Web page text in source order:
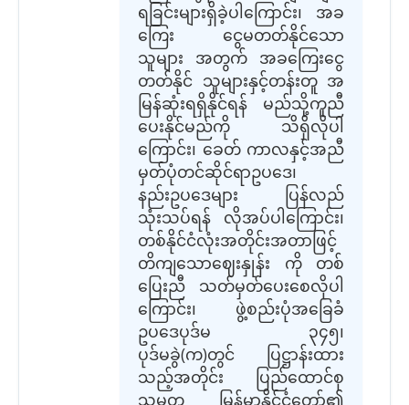
ရခြင်းများရှိခဲ့ပါကြောင်း၊ အခ
ကြေး ငွေမတတ်နိုင်သော
သူများ အတွက် အခကြေးငွေ
တတ်နိုင် သူများနှင့်တန်းတူ အ
မြန်ဆုံးရရှိနိုင်ရန် မည်သို့ကူညီ
ပေးနိုင်မည်ကို သိရှိလိုပါ
ကြောင်း၊ ခေတ် ကာလနှင့်အညီ
မှတ်ပုံတင်ဆိုင်ရာဥပဒေ၊
နည်းဥပဒေများ ပြန်လည်
သုံးသပ်ရန် လိုအပ်ပါကြောင်း၊
တစ်နိုင်ငံလုံးအတိုင်းအတာဖြင့်
တိကျသောဈေးနှုန်း ကို တစ်
ပြေးညီ သတ်မှတ်ပေးစေလိုပါ
ကြောင်း၊ ဖွဲ့စည်းပုံအခြေခံ
ဥပဒေပုဒ်မ ၃၄၅၊
ပုဒ်မခွဲ(က)တွင် ပြဋ္ဌာန်းထား
သည့်အတိုင်း ပြည်ထောင်စု
သမ္မတ မြန်မာနိုင်ငံတော်၏